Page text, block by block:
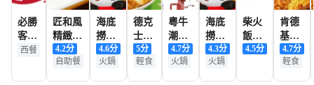
必勝
客
（金
西餐
匠和風
精緻料
理
4.2分
自助餐
海底
撈火
鍋
（正
4.6分
火鍋
德克
士
(東
井北
5分
輕食
粵牛
潮汕
牛肉
火鍋
4.7分
火鍋
海底
撈火
鍋(萬
達廣
4.3分
火鍋
柴火
飯
（莆
4.5分
肯德
基
（東
園
4.7分
輕食